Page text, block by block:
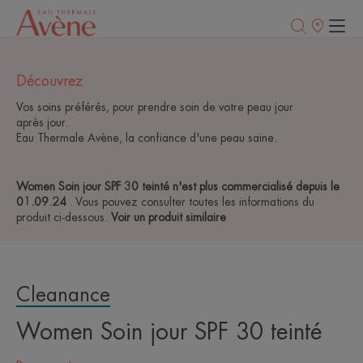
Points
Women Soin jour SPF 30 teinté n'est plus commercialisé depuis le
01.09.24
. Vous pouvez consulter toutes les informations du
produit ci-dessous. Voir un produit similaire
Découvrez
Vos soins préférés, pour prendre soin de votre peau jour
après jour.
Eau Thermale Avène, la confiance d'une peau saine.
Cleanance
Women Soin jour SPF 30 teinté